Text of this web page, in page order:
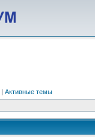
| Активные темы